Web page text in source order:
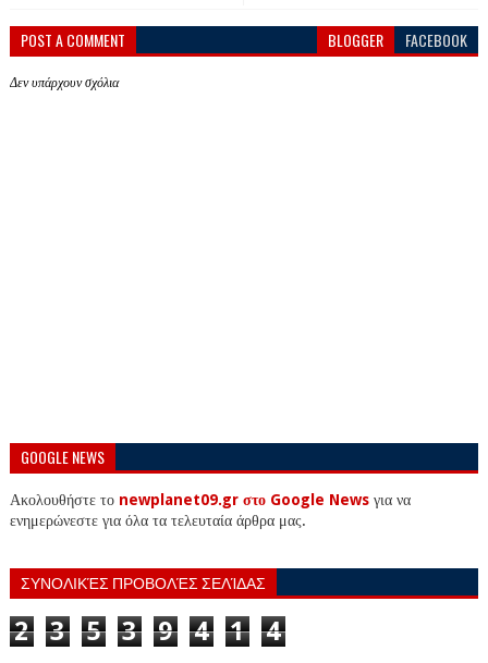
POST A COMMENT BLOGGER FACEBOOK
Δεν υπάρχουν σχόλια
GOOGLE NEWS
Ακολουθήστε το newplanet09.gr στο Google Newsγια να
ενημερώνεστε για όλα τα τελευταία άρθρα μας.
ΣΥΝΟΛΙΚΈΣ ΠΡΟΒΟΛΈΣ ΣΕΛΊΔΑΣ
2 3 5 3 9 4 1 4